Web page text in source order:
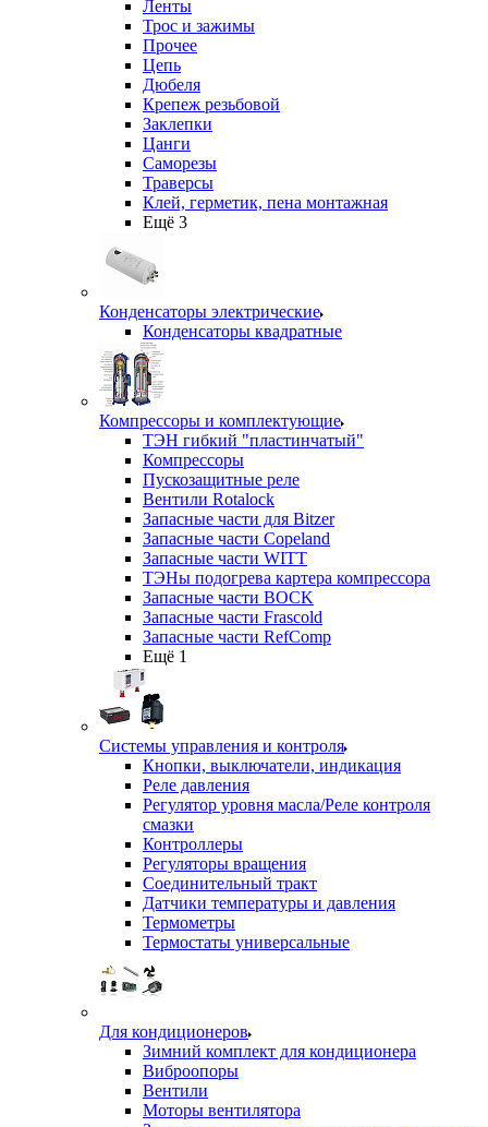
Ленты
Трос и зажимы
Прочее
Цепь
Дюбеля
Крепеж резьбовой
Заклепки
Цанги
Саморезы
Траверсы
Клей, герметик, пена монтажная
Ещё 3
Конденсаторы электрические
Конденсаторы квадратные
Компрессоры и комплектующие
ТЭН гибкий "пластинчатый"
Компрессоры
Пускозащитные реле
Вентили Rotalock
Запасные части для Bitzer
Запасные части Copeland
Запасные части WITT
ТЭНы подогрева картера компрессора
Запасные части BOCK
Запасные части Frascold
Запасные части RefComp
Ещё 1
Системы управления и контроля
Кнопки, выключатели, индикация
Реле давления
Регулятор уровня масла/Реле контроля
смазки
Контроллеры
Регуляторы вращения
Соединительный тракт
Датчики температуры и давления
Термометры
Термостаты универсальные
Для кондиционеров
Зимний комплект для кондиционера
Виброопоры
Вентили
Моторы вентилятора